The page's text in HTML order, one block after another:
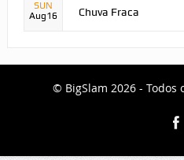
SUN
Aug16
Chuva Fraca
© BigSlam 2026 - Todos